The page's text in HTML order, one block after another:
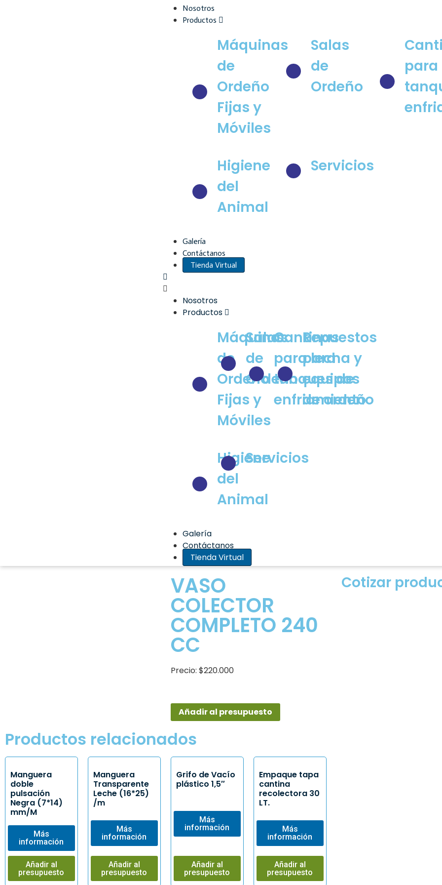
Nosotros
Productos
Máquinas
de
Ordeño
Fijas y
Móviles
Salas
de
Ordeño
para
Higiene
del
Animal
Servicios
Galería
Contáctanos
Tienda Virtual
Nosotros
Productos
Máquinas
de
Ordeño
Fijas y
Móviles
Salas
de
Ordeño
Cantinas
para lecha y
tanques de
enfriamiento
Repuestos
para
equipos
de ordeño
Higiene
del
Animal
Servicios
Galería
Contáctanos
Tienda Virtual
VASO
COLECTOR
COMPLETO 240
CC
Precio: $220.000
Añadir al presupuesto
Productos relacionados
Manguera
doble
pulsación
Negra (7*14)
mm/M
Más
información
Añadir al
presupuesto
Manguera
Transparente
Leche (16*25)
/m
Más
información
Añadir al
presupuesto
Grifo de Vacío
plástico 1,5″
Más
información
Añadir al
presupuesto
Empaque tapa
cantina
recolectora 30
LT.
Más
información
Añadir al
presupuesto
Cotizar